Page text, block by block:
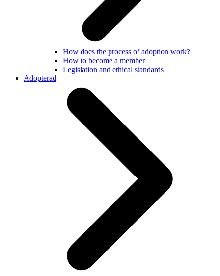
How does the process of adoption work?
How to become a member
Legislation and ethical standards
Adopterad